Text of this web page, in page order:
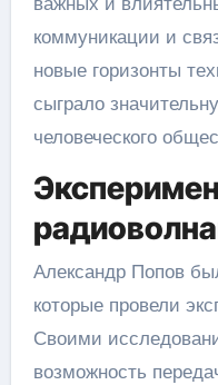
коммуникации и
новые горизонты
сыграло
человеческого
Александр Попов
которые провели
Своими
возможность